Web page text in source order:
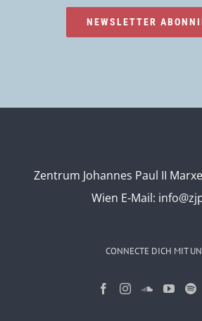
NEWSLETTER
Zentrum Johannes Paul II
Wien E-Mail:
CONNECTE DICH MIT